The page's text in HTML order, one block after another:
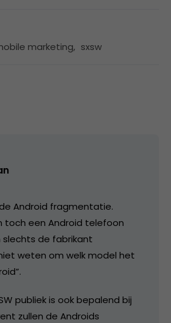
marketing, sxsw
Android fragmentatie.
toch een Android telefoon
slechts de fabrikant
weten om welk model het
publiek is ook bepalend bij
zullen de Androids